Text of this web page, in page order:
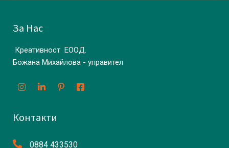
За Нас
Креативност ЕООД.
Божана Михайлова - управител
Контакти
0884 433530